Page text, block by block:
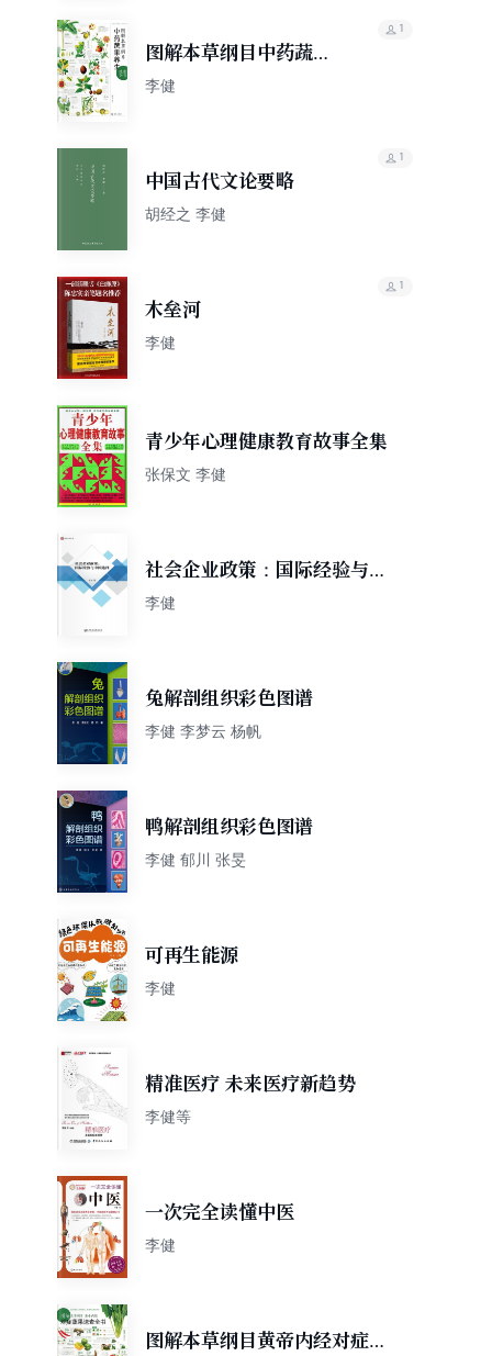
图解本草纲目中药蔬果
养生速查全书
李健
1
中国古代文论要略
胡经之 李健
1
木垒河
李健
1
青少年心理健康教育故事全集
张保文 李健
社会企业政策：国际经验与中
国选择
李健
兔解剖组织彩色图谱
李健 李梦云 杨帆
鸭解剖组织彩色图谱
李健 郁川 张旻
可再生能源
李健
精准医疗 未来医疗新趋势
李健等
一次完全读懂中医
李健
图解本草纲目黄帝内经对症蔬